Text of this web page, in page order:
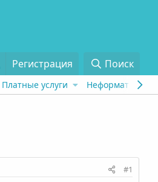
Отзывы О проекте
Регистрация Поиск
Платные услуги Неформат
#1